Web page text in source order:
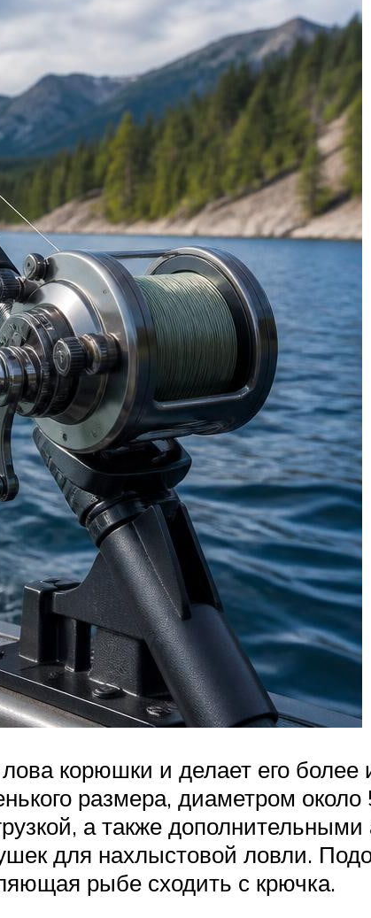
корюшки и делает его более
размера, диаметром
а также
для нахлыстовой ловли.
рыбе сходить с крючка.